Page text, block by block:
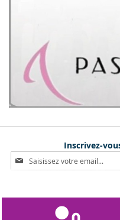
Inscrivez-
Inscription
à
d’information